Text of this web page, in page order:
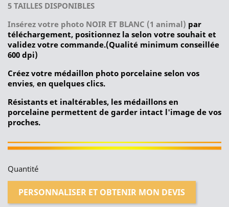
5 TAILLES DISPONIBLES
Insérez votre photo NOIR ET BLANC (1 animal) par
téléchargement, positionnez la selon votre souhait et
validez votre commande.(Qualité minimum conseillée
600 dpi)
Créez votre médaillon photo porcelaine selon vos
envies, en quelques clics.
Résistants et inaltérables, les médaillons en
porcelaine permettent de garder intact l'image de vos
proches.
Quantité
PERSONNALISER ET OBTENIR MON DEVIS